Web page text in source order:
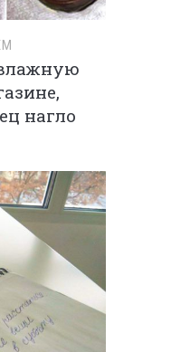
нагло